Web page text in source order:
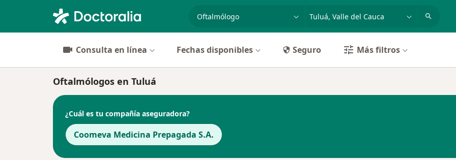
especialidad, enfermedad o nombrep. ej. Bogotá
Consulta en línea Fechas disponibles Seguro Más filtros
Oftalmólogos en Tuluá
¿Cuál es tu compañía aseguradora?
Coomeva Medicina Prepagada S.A.